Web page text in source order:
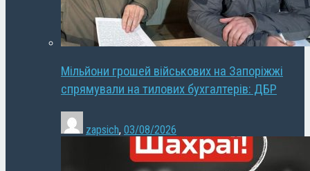
Мільйони грошей військових на Запоріжжі
спрямували на тилових бухгалтерів: ДБР
zapsich, 03/08/2026